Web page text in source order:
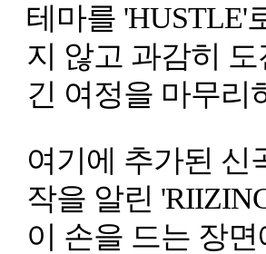
테마를 'HUSTLE'
지 않고 과감히
긴 여정을 마무리
여기에 추가된 신
작을 알린
이 손을 드는 장